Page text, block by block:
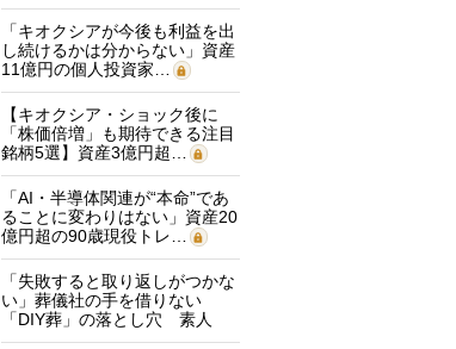
「キオクシアが今後も利益を出
し続けるかは分からない」資産
11億円の個人投資家…
【キオクシア・ショック後に
「株価倍増」も期待できる注目
銘柄5選】資産3億円超…
「AI・半導体関連が“本命”であ
ることに変わりはない」資産20
億円超の90歳現役トレ…
「失敗すると取り返しがつかな
い」葬儀社の手を借りない
「DIY葬」の落とし穴 素人
に…